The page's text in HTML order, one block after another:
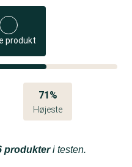
produkt
71%
Højeste
produkteri testen.